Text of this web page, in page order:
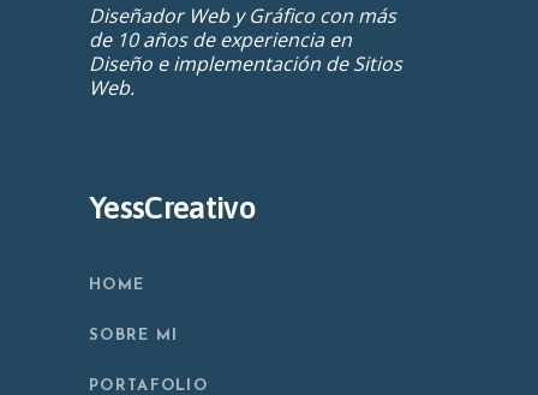
Diseñador Web y Gráfico con más
de 10 años de experiencia en
Diseño e implementación de Sitios
Web.
YessCreativo
HOME
SOBRE MI
PORTAFOLIO